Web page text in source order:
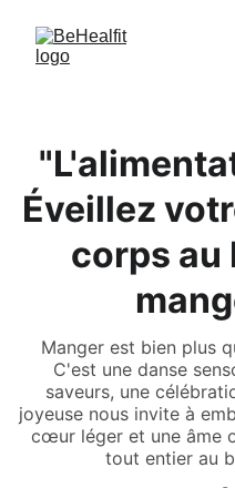
Éveillez
corps au
Manger est bien plus
C'est une danse
saveurs, une
joyeuse nous invite à
cœur léger et une âme
tout entier au